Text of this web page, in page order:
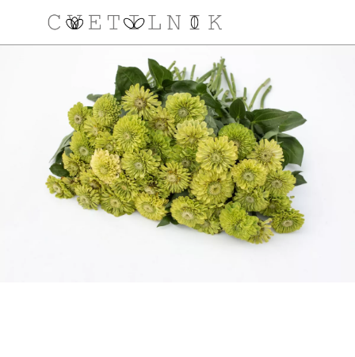
VAŠA KOŠARICA JE